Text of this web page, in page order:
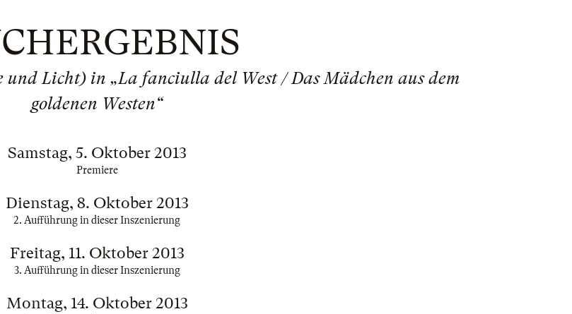
Licht) in „La fanciulla del West / Das Mädchen aus dem
goldenen Westen“
Samstag, 5. Oktober 2013
Premiere
Dienstag, 8. Oktober 2013
2. Aufführung in dieser Inszenierung
Freitag, 11. Oktober 2013
3. Aufführung in dieser Inszenierung
Montag, 14. Oktober 2013